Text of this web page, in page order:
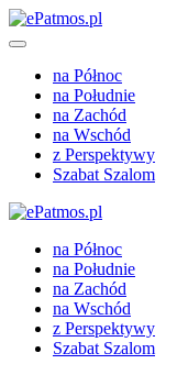
na Północ
na Południe
na Zachód
na Wschód
z Perspektywy
Szabat Szalom
na Północ
na Południe
na Zachód
na Wschód
z Perspektywy
Szabat Szalom